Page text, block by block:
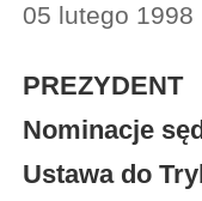
05 lutego 1998
PREZYDENT
Nominacje
Ustawa do